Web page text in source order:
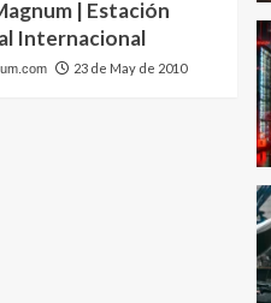
| Estación
Internacional
23 de May de 2010